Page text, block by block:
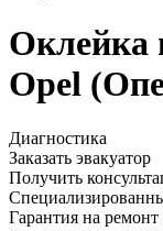
Оклейка
Opel
Диагностика
Заказать эвакуатор
Получить
Гарантия на